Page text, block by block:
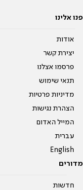
פנו אלינו
אודות
יצירת קשר
פרסמו אצלנו
תנאי שימוש
מדיניות פרטיות
הצהרת נגישות
המייל האדום
עברית
English
מדורים
חדשות